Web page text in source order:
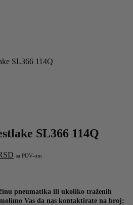
SL366 114Q
SL366 114Q
Trenutna
sa PDV-om
pneumatika ili ukoliko traženih
Vas da nas kontaktirate na broj: